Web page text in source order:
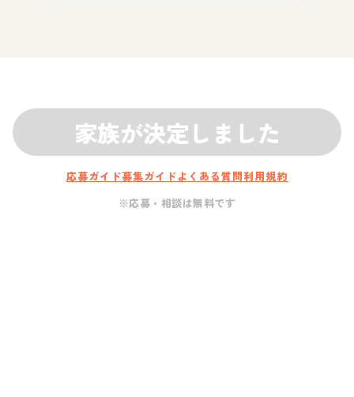
家族が決定しました
応募ガイド募集ガイド よくある質問利用規約
※応募・相談は無料です